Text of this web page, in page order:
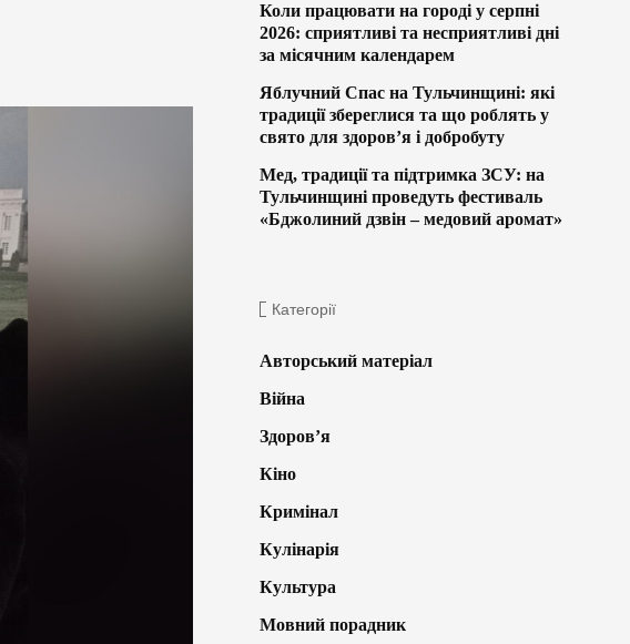
Коли працювати на городі у серпні
2026: сприятливі та несприятливі дні
за місячним календарем
Яблучний Спас на Тульчинщині: які
традиції збереглися та що роблять у
свято для здоров’я і добробуту
Мед, традиції та підтримка ЗСУ: на
Тульчинщині проведуть фестиваль
«Бджолиний дзвін – медовий аромат»
Категорії
Авторський матеріал
Війна
Здоров’я
Кіно
Кримінал
Кулінарія
Культура
Мовний порадник